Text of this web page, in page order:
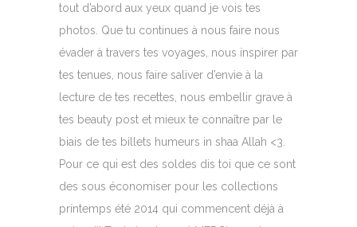
tout d’abord aux yeux quand je vois tes
photos. Que tu continues à nous faire nous
évader à travers tes voyages, nous inspirer par
tes tenues, nous faire saliver d’envie à la
lecture de tes recettes, nous embellir grave à
tes beauty post et mieux te connaître par le
biais de tes billets humeurs in shaa Allah <3.
Pour ce qui est des soldes dis toi que ce sont
des sous économiser pour les collections
printemps été 2014 qui commencent déjà à